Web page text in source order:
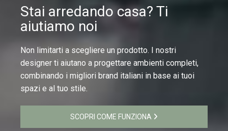
Stai arredando casa? Ti
aiutiamo noi
Non limitarti a scegliere un prodotto. I nostri
designer ti aiutano a progettare ambienti completi,
combinando i migliori brand italiani in base ai tuoi
spazi e al tuo stile.
SCOPRI COME FUNZIONA